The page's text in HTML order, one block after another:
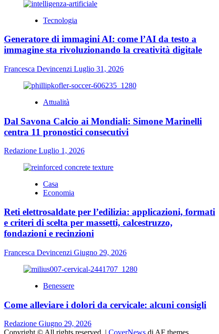
Tecnologia
Generatore di immagini AI: come l’AI da testo a
immagine sta rivoluzionando la creatività digitale
Francesca Devincenzi Luglio 31, 2026
Attualità
Dal Savona Calcio ai Mondiali: Simone Marinelli
centra 11 pronostici consecutivi
Redazione Luglio 1, 2026
Casa
Economia
Reti elettrosaldate per l’edilizia: applicazioni, formati
e criteri di scelta per massetti, calcestruzzo,
fondazioni e recinzioni
Francesca Devincenzi Giugno 29, 2026
Benessere
Come alleviare i dolori da cervicale: alcuni consigli
Redazione Giugno 29, 2026